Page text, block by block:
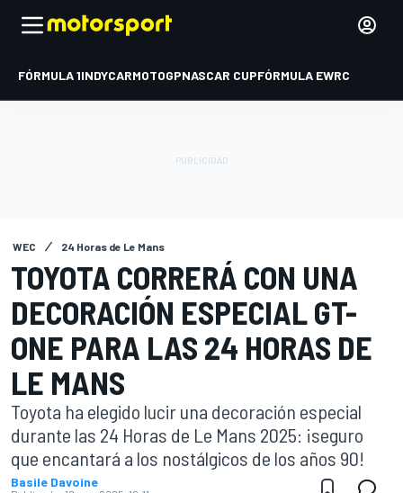
FÓRMULA 1INDYCARMOTOGPNASCAR CUPFÓRMULA EWRC
WEC 24 Horas de Le Mans
TOYOTA CORRERÁ CON UNA
DECORACIÓN ESPECIAL GT-
ONE PARA LAS 24 HORAS DE
LE MANS
Toyota ha elegido lucir una decoración especial
durante las 24 Horas de Le Mans 2025: ¡seguro
que encantará a los nostálgicos de los años 90!
Basile Davoine